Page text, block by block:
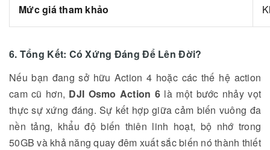
Mức giá tham khảo
6. Tổng Kết: Có Xứng Đáng Để Lên Đời?
Nếu bạn đang sở hữu Action 4 hoặc các thế hệ action
cam cũ hơn, DJI Osmo Action 6 là một bước nhảy vọt
thực sự xứng đáng. Sự kết hợp giữa cảm biến vuông đa
nền tảng, khẩu độ biến thiên linh hoạt, bộ nhớ trong
50GB và khả năng quay đêm xuất sắc biến nó thành thiết